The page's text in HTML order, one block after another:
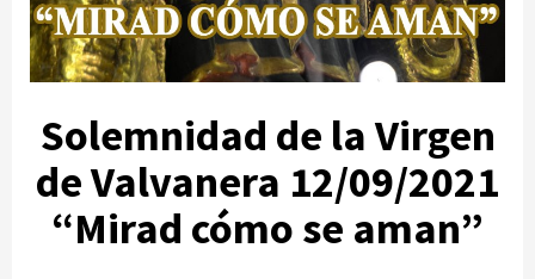
Solemnidad de la Virgen
de Valvanera 12/09/2021
“Mirad cómo se aman”